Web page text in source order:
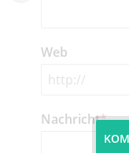
Web
Nachricht*